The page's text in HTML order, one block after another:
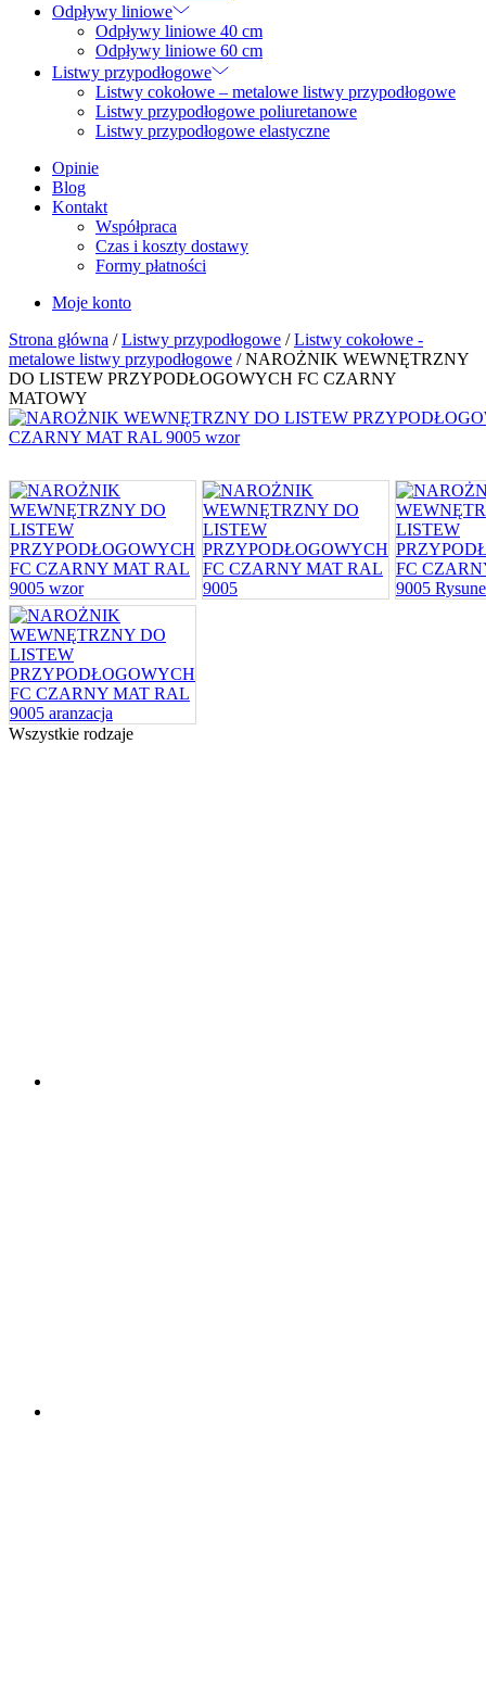
Odpływy liniowe
Odpływy liniowe 40 cm
Odpływy liniowe 60 cm
Listwy przypodłogowe
Listwy cokołowe – metalowe listwy przypodłogowe
Listwy przypodłogowe poliuretanowe
Listwy przypodłogowe elastyczne
Opinie
Blog
Kontakt
Współpraca
Czas i koszty dostawy
Formy płatności
Moje konto
Strona główna /Listwy przypodłogowe /Listwy cokołowe -
metalowe listwy przypodłogowe / NAROŻNIK WEWNĘTRZNY
DO LISTEW PRZYPODŁOGOWYCH FC CZARNY
MATOWY
Wszystkie rodzaje